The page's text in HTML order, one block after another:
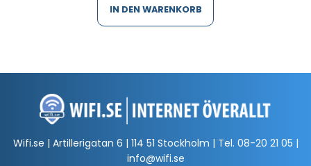
IN DEN WARENKORB
Wifi.se | Artillerigatan 6 | 114 51 Stockholm | Tel. 08-20 21 05 |
info@wifi.se